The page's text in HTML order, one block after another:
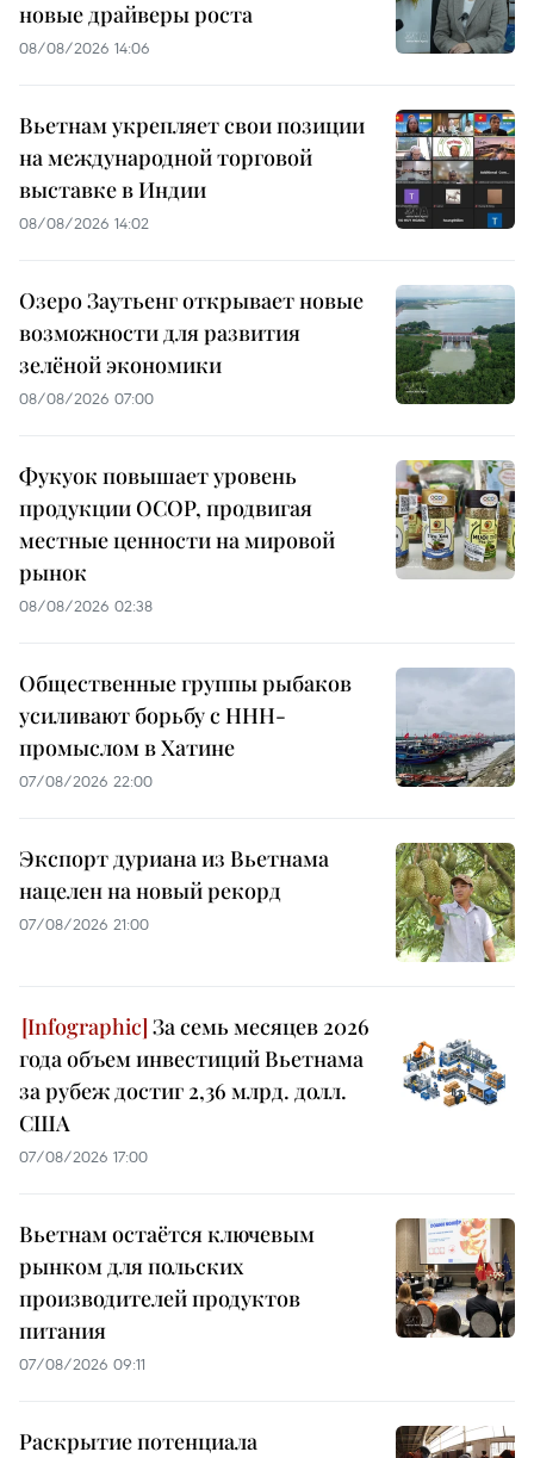
новые драйверы роста
08/08/2026 14:06
Вьетнам укрепляет свои позиции
на международной торговой
выставке в Индии
08/08/2026 14:02
Озеро Заутьенг открывает новые
возможности для развития
зелёной экономики
08/08/2026 07:00
Фукуок повышает уровень
продукции OCOP, продвигая
местные ценности на мировой
рынок
08/08/2026 02:38
Общественные группы рыбаков
усиливают борьбу с ННН-
промыслом в Хатине
07/08/2026 22:00
Экспорт дуриана из Вьетнама
нацелен на новый рекорд
07/08/2026 21:00
За семь месяцев 2026
года объем инвестиций Вьетнама
за рубеж достиг 2,36 млрд. долл.
США
07/08/2026 17:00
Вьетнам остаётся ключевым
рынком для польских
производителей продуктов
питания
07/08/2026 09:11
Раскрытие потенциала